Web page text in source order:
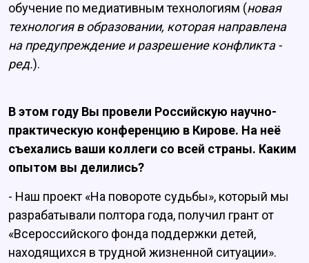
обучение по медиативным технологиям (новая
технология в образовании, которая направлена
на предупреждение и разрешение конфликта -
ред.).
В этом году Вы провели Российскую научно-
практическую конференцию в Кирове. На неё
съехались ваши коллеги со всей страны. Каким
опытом вы делились?
- Наш проект «На повороте судьбы», который мы
разрабатывали полтора года, получил грант от
«Всероссийского фонда поддержки детей,
находящихся в трудной жизненной ситуации».